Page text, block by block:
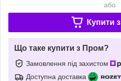
або
Купити з
Що таке купити з Пром?
Замовлення під захистом
Доступна доставка